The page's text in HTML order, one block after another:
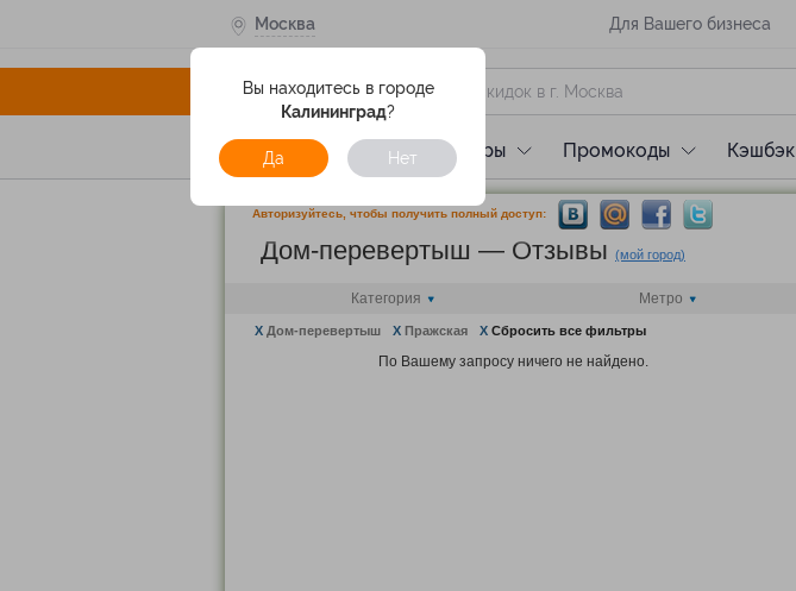
Москва Для Вашего бизнеса
Вы находитесь в городе
Калининград?
Да Нет
Услуги Отели Туры Промокоды Кэшбэк
Авторизуйтесь, чтобы получить полный доступ:
Дом-перевертыш — Отзывы (мой город)
Категория Метро
X Дом-перевертыш X Пражская X Сбросить все фильтры
По Вашему запросу ничего не найдено.